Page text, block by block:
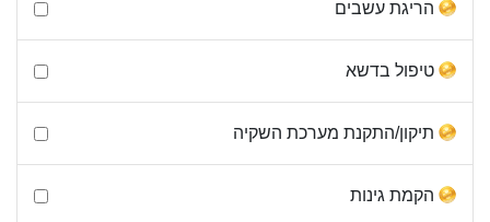
הריגת עשבים
טיפול בדשא
תיקון/התקנת מערכת השקיה
הקמת גינות